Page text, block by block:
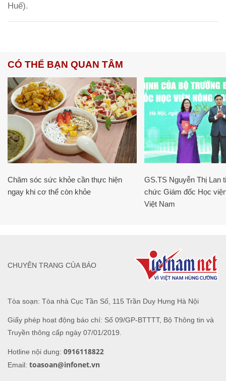
Huế).
CÓ THỂ BẠN QUAN TÂM
Chăm sóc sức khỏe cần thực hiện
ngay khi cơ thể còn khỏe
GS.TS Nguyễn Thị Lan
chức Giám đốc Học
Việt Nam
Tòa soạn: Tòa nhà Cục Tần Số, 115 Trần Duy Hưng Hà Nội
Giấy phép hoạt động báo chí: Số 09/GP-BTTTT, Bộ Thông tin và
Truyền thông cấp ngày 07/01/2019.
Hotline nội dung: 0916118822
Email: toasoan@infonet.vn
CHUYÊN TRANG CỦA BÁO